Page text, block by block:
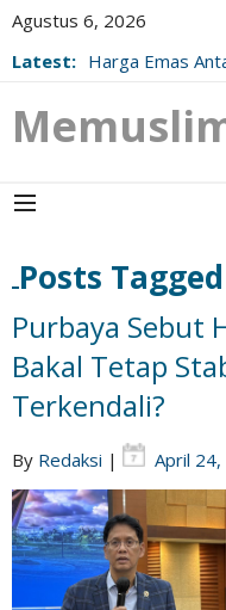
Agustus 6, 2026
Latest: Harga Emas
Posts
Purbaya Sebut
Bakal Tetap
Terkendali?
By Redaksi | April